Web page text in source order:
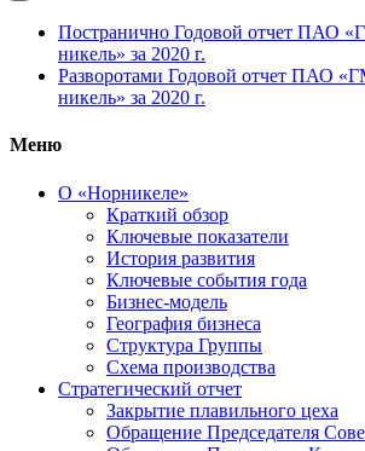
Постранично Годовой отчет ПАО
никель» за 2020 г.
Разворотами Годовой отчет ПАО
никель» за 2020 г.
Меню
О «Норникеле»
Краткий обзор
Ключевые показатели
История развития
Ключевые события года
Бизнес-модель
География бизнеса
Структура Группы
Схема производства
Стратегический отчет
Закрытие плавильного цеха
Обращение Председателя